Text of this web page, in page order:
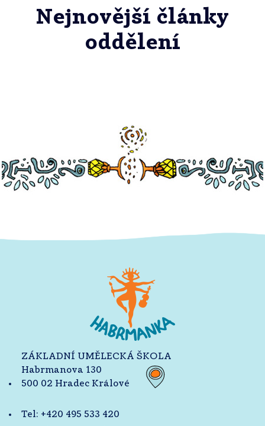
Nejnovější články
oddělení
ZÁKLADNÍ UMĚLECKÁ ŠKOLA
Habrmanova 130
500 02 Hradec Králové
Tel: +420 495 533 420